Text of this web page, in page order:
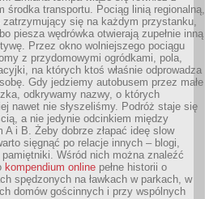
środka transportu. Pociąg linią regionalną,
zatrzymujący się na każdym przystanku,
piesza wędrówka otwierają zupełnie inną
Przez okno wolniejszego pociągu
z przydomowymi ogródkami, pola,
na których ktoś właśnie odprowadza
Gdy jedziemy autobusem przez małe
odkrywamy nazwy, o których
nawet nie słyszeliśmy. Podróż staje się
a nie jedynie odcinkiem między
A i B. Żeby dobrze złapać ideę slow
sięgnąć po relacje innych – blogi,
Wśród nich można znaleźć
kompendium online pełne historii o
spędzonych na ławkach w parkach, w
domów gościnnych i przy wspólnych